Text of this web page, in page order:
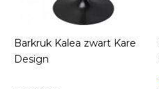
Barkruk Kalea zwart Kare
Design